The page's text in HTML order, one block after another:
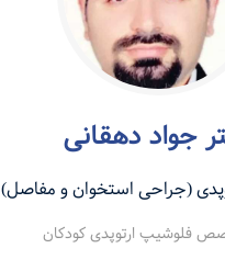
جواد دهقانی
(جراحی استخوان و مفاصل)
فلوشیپ ارتوپدی کودکان